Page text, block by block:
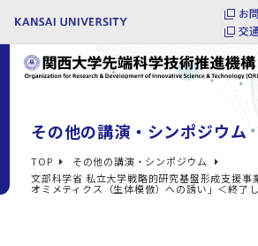
お
交
その他の講演・シンポジウム
TOP
その他の講演・シンポジウム
文部科学省 私立大学戦略的研究基盤形成支援
オミメティクス（生体模倣）への誘い」＜終了